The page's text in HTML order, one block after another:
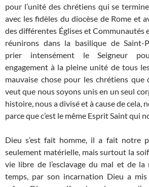
pour l’unité des chrétiens qui se
avec les fidèles du diocèse de Rome et
des différentes Églises et Communautés
réunirons dans la basilique de Saint-
prier intensément le Seigneur
engagement à la pleine unité de tous
mauvaise chose pour les chrétiens que
veut que nous soyons unis en un seul
histoire, nous a divisé et à cause de cela,
parce que c’est le même Esprit Saint qui
Dieu s’est fait homme, il a fait notre
seulement matérielle, mais surtout la
vie libre de l’esclavage du mal et de
temps, par son incarnation Dieu a